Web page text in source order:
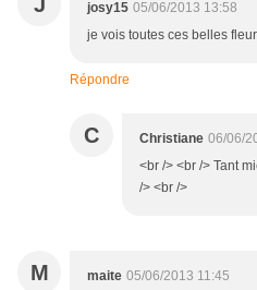
josy15 05/06/2013 13:58
je vois toutes ces belles
Répondre
C Christiane 06/06/
<br /> <br /> Tant
/> <br />
M maite 05/06/2013 11:45